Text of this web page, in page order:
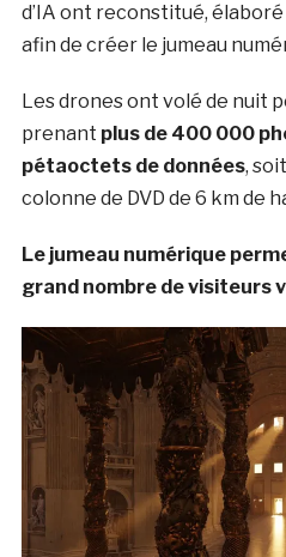
d’IA ont reconstitué,
afin de créer le jumeau
Les drones ont volé de nuit
prenant plus de 400 000
pétaoctets de données,
colonne de DVD de 6 km de
Le jumeau numérique
grand nombre de visiteurs